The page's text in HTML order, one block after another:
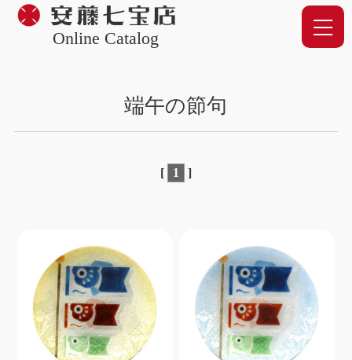
Online Catalog
端午の節句
[ 1 ]